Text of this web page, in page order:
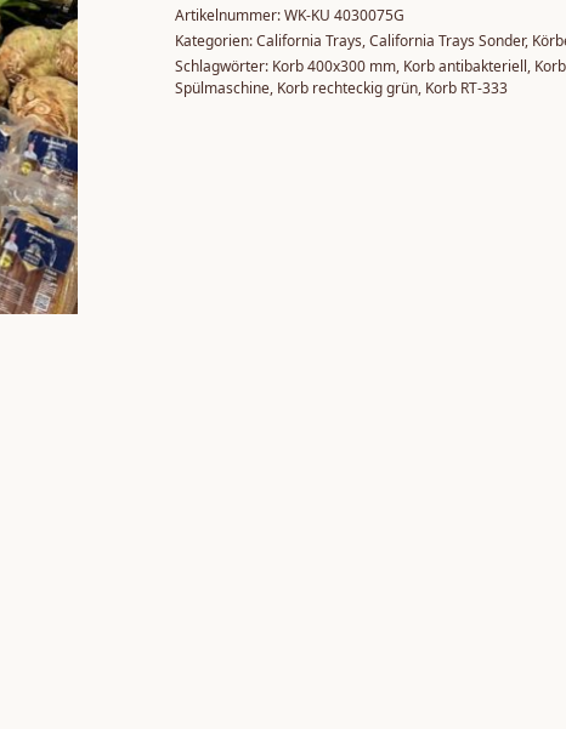
Artikelnummer:WK-KU 4030075G
Kategorien:California Trays,California Trays Sonder,
Schlagwörter: Korb 400x300 mm, Korb antibakteriell,
Spülmaschine, Korb rechteckig grün, Korb RT-333